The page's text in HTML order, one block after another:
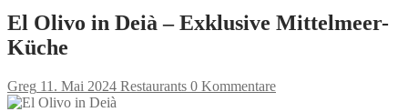
El Olivo in Deià – Exklusive Mittelmeer-
Küche
Greg 11. Mai 2024 Restaurants 0 Kommentare